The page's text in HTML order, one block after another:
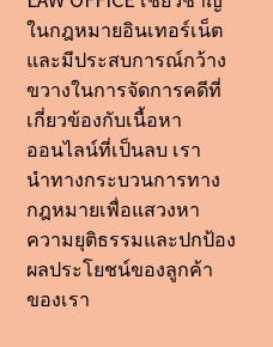
ในกฎหมายอินเทอร์เน็ต
และมีประสบการณ์กว้าง
ขวางในการจัดการคดีที่
เกี่ยวข้องกับเนื้อหา
ออนไลน์ที่เป็นลบ เรา
นำทางกระบวนการทาง
กฎหมายเพื่อแสวงหา
ความยุติธรรมและปกป้อง
ผลประโยชน์ของลูกค้า
ของเรา